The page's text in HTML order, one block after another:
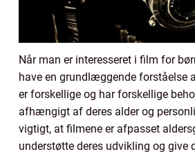
Når man er interesseret i film for
have en grundlæggende forståelse
er forskellige og har forskellige
afhængigt af deres alder og
vigtigt, at filmene er afpasset
understøtte deres udvikling og give